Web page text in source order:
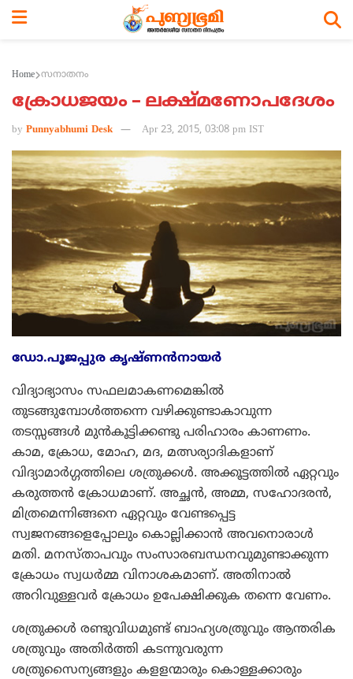
Home സനാതനം
ക്രോധജയം – ലക്ഷ്മണോപദേശം
by Punnyabhumi Desk Apr 23, 2015, 03:08 pm IST
ഡോ.പൂജപ്പുര കൃഷ്ണന്‍നായര്‍
വിദ്യാഭ്യാസം സഫലമാകണമെങ്കില്‍
തുടങ്ങുമ്പോള്‍ത്തന്നെ വഴിക്കുണ്ടാകാവുന്ന
തടസ്സങ്ങള്‍ മുന്‍കൂട്ടിക്കണ്ടു പരിഹാരം കാണണം.
കാമ, ക്രോധ, മോഹ, മദ, മത്സര്യാദികളാണ്
വിദ്യാമാര്‍ഗ്ഗത്തിലെ ശത്രുക്കള്‍. അക്കൂട്ടത്തില്‍ ഏറ്റവും
കരുത്തന്‍ ക്രോധമാണ്. അച്ഛന്‍, അമ്മ, സഹോദരന്‍,
മിത്രമെന്നിങ്ങനെ ഏറ്റവും വേണ്ടപ്പെട്ട
സ്വജനങ്ങളെപ്പോലും കൊല്ലിക്കാന്‍ അവനൊരാള്‍
മതി. മനസ്താപവും സംസാരബന്ധനവുമുണ്ടാക്കുന്ന
ക്രോധം സ്വധര്‍മ്മ വിനാശകമാണ്. അതിനാല്‍
അറിവുള്ളവര്‍ ക്രോധം ഉപേക്ഷിക്കുക തന്നെ വേണം.
ശത്രുക്കള്‍ രണ്ടുവിധമുണ്ട് ബാഹ്യശത്രുവും ആന്തരിക
ശത്രുവും അതിര്‍ത്തി കടന്നുവരുന്ന
ശത്രുസൈന്യങ്ങളും കളളന്മാരും കൊള്ളക്കാരും